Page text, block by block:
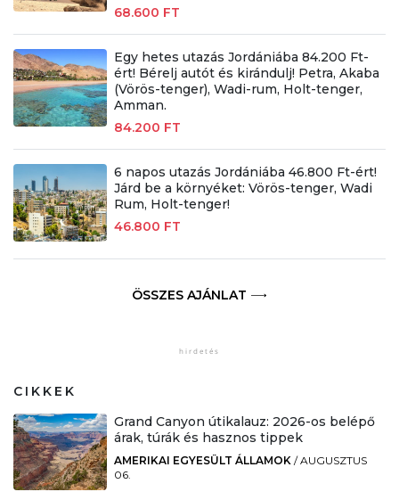
68.600 FT
Egy hetes utazás Jordániába 84.200 Ft-
ért! Bérelj autót és kirándulj! Petra, Akaba
(Vörös-tenger), Wadi-rum, Holt-tenger,
Amman.
84.200 FT
6 napos utazás Jordániába 46.800 Ft-ért!
Járd be a környéket: Vörös-tenger, Wadi
Rum, Holt-tenger!
46.800 FT
ÖSSZES AJÁNLAT
CIKKEK
Grand Canyon útikalauz: 2026-os belépő
árak, túrák és hasznos tippek
AMERIKAI EGYESÜLT ÁLLAMOK /AUGUSZTUS
06.